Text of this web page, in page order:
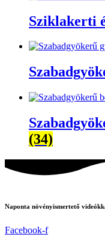
Sziklakerti
(34)
Naponta növényismertető
Facebook-f